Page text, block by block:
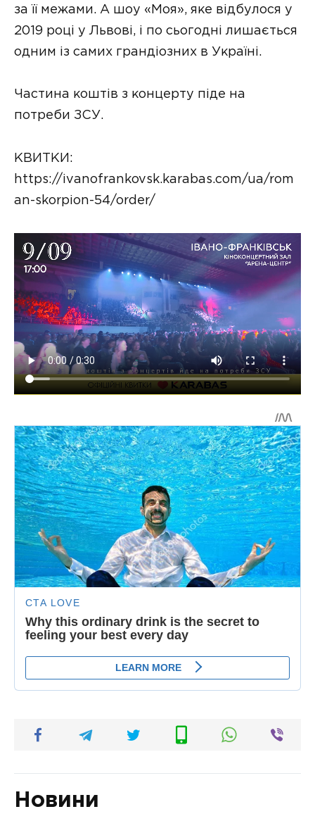
за її межами. А шоу «Моя», яке відбулося у
2019 році у Львові, і по сьогодні лишається
одним із самих грандіозних в Україні.
Частина коштів з концерту піде на
потреби ЗСУ.
КВИТКИ:
https://ivanofrankovsk.karabas.com/ua/rom
an-skorpion-54/order/
Новини